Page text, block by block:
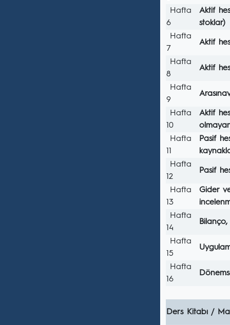
Hafta
6
Aktif
stoklar)
Hafta
7
Aktif
Hafta
8
Aktif
Hafta
9
Hafta
10
Aktif
Hafta
11
Pasif
Hafta
12
Pasif
Hafta
13
Gider
Hafta
14
Hafta
15
Hafta
16
Ders Kitabı /